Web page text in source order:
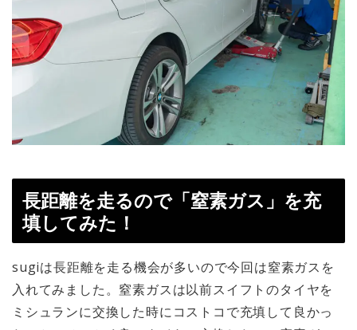
長距離を走るので「窒素ガス」を充
填してみた！
sugiは長距離を走る機会が多いので今回は窒素ガスを
入れてみました。窒素ガスは以前スイフトのタイヤを
ミシュランに交換した時にコストコで充填して良かっ